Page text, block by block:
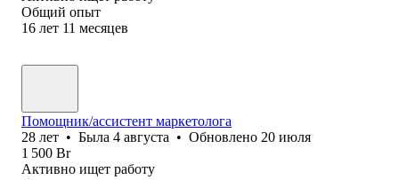
Общий опыт
16 лет 11 месяцев
Помощник/ассистент маркетолога
28 лет • Была 4 августа • Обновлено 20 июля
1 500 Br
Активно ищет работу